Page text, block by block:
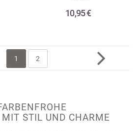
10,95 €
1 2
STIL UND CHARME